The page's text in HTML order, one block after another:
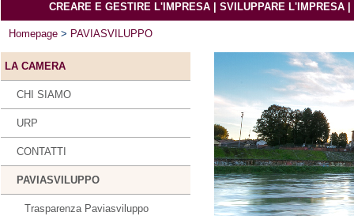
CREARE E GESTIRE L'IMPRESA SVILUPPARE L'IMPRESA
Homepage > PAVIASVILUPPO
LA CAMERA
CHI SIAMO
URP
CONTATTI
PAVIASVILUPPO
Trasparenza Paviasviluppo